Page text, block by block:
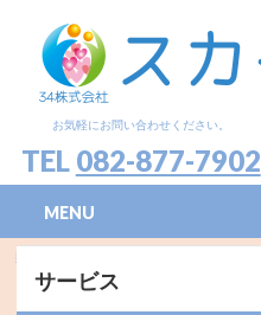
お気軽にお問い合わせください。
TEL 082-877-7902
MENU
サービス